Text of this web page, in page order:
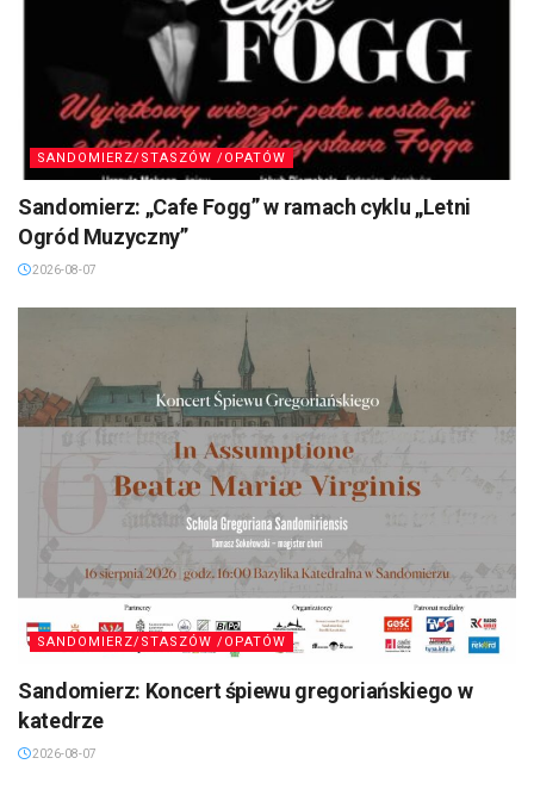
SANDOMIERZ/STASZÓW /OPATÓW
Sandomierz: „Cafe Fogg” w ramach cyklu „Letni
Ogród Muzyczny”
2026-08-07
SANDOMIERZ/STASZÓW /OPATÓW
Sandomierz: Koncert śpiewu gregoriańskiego w
katedrze
2026-08-07